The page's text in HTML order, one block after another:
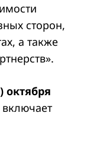
сторон,
а также
октября
включает